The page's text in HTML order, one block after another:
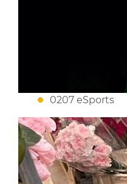
0207 eSports